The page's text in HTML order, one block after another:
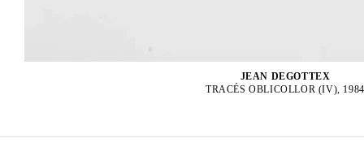
JEAN DEGOTTEX
TRACÉS OBLICOLLOR (IV), 1984